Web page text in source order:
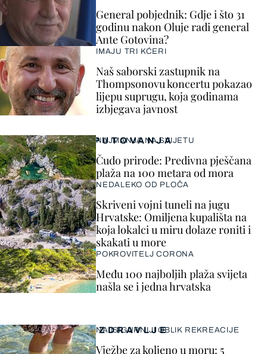
General pobjednik: Gdje i što 31
godinu nakon Oluje radi general
Ante Gotovina?
IMAJU TRI KĆERI
Naš saborski zastupnik na
Thompsonovu koncertu pokazao
lijepu suprugu, koja godinama
izbjegava javnost
ZDRAVLJE
NAJSIGURNIJI OBLIK REKREACIJE
Vježbe za koljeno u moru: 5
PUTOVANJA
NAJMANJA NA SVIJETU
Čudo prirode: Predivna pješčana
plaža na 100 metara od mora
NEDALEKO OD PLOČA
Skriveni vojni tuneli na jugu
Hrvatske: Omiljena kupališta na
koja lokalci u miru dolaze roniti i
skakati u more
POKROVITELJ CORONA
Među 100 najboljih plaža svijeta
našla se i jedna hrvatska